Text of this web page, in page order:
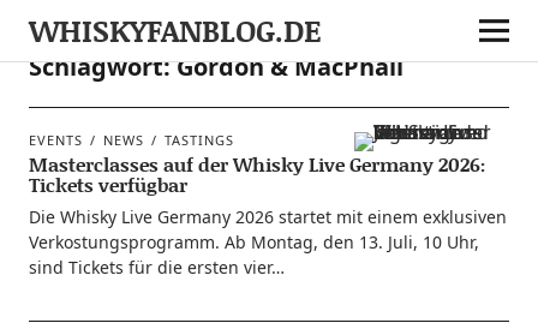
WHISKYFANBLOG.DE
Schlagwort:Gordon & MacPhail
EVENTS NEWS TASTINGS
Masterclasses auf der Whisky Live Germany 2026:
Tickets verfügbar
Die Whis­ky Live Ger­ma­ny 2026 star­tet mit einem exklu­si­ven
Ver­kos­tungs­pro­gramm. Ab Mon­tag, den 13. Juli, 10 Uhr,
sind Tickets für die ers­ten vier…